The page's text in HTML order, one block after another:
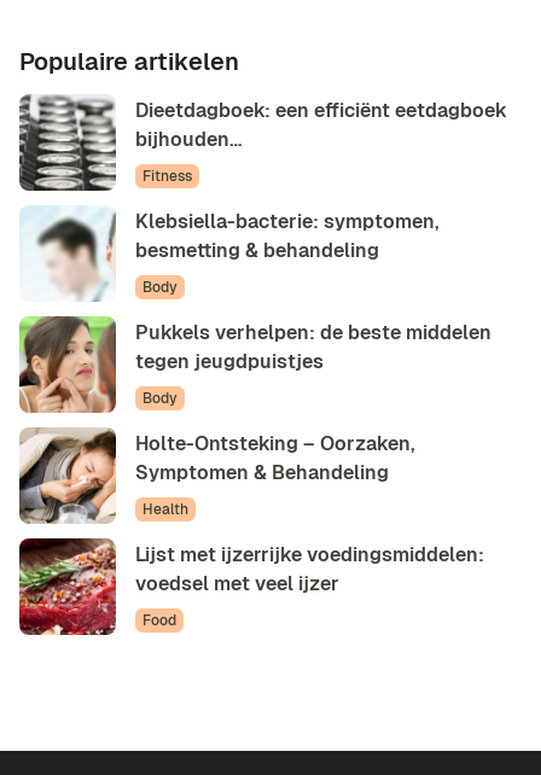
Populaire artikelen
Dieetdagboek: een efficiënt eetdagboek
bijhouden…
Fitness
Klebsiella-bacterie: symptomen,
besmetting & behandeling
Body
Pukkels verhelpen: de beste middelen
tegen jeugdpuistjes
Body
Holte-Ontsteking – Oorzaken,
Symptomen & Behandeling
Health
Lijst met ijzerrijke voedingsmiddelen:
voedsel met veel ijzer
Food